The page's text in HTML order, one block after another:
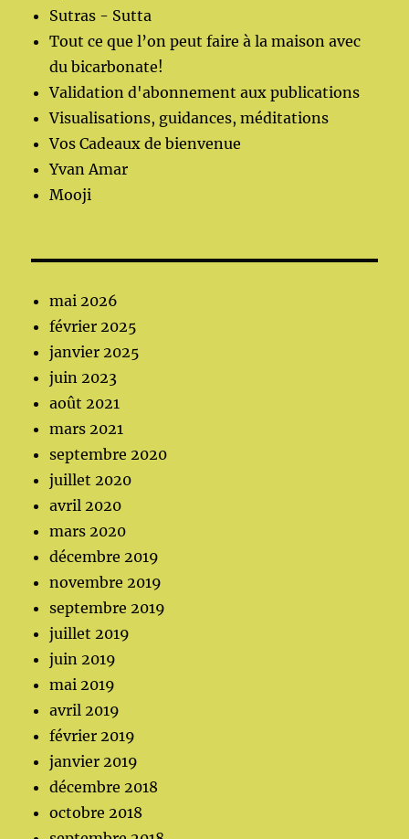
Sutras - Sutta
Tout ce que l’on peut faire à la maison avec
du bicarbonate!
Validation d'abonnement aux publications
Visualisations, guidances, méditations
Vos Cadeaux de bienvenue
Yvan Amar
Mooji
mai 2026
février 2025
janvier 2025
juin 2023
août 2021
mars 2021
septembre 2020
juillet 2020
avril 2020
mars 2020
décembre 2019
novembre 2019
septembre 2019
juillet 2019
juin 2019
mai 2019
avril 2019
février 2019
janvier 2019
décembre 2018
octobre 2018